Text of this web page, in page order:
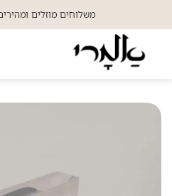
to
content
משלוחים מוזלים